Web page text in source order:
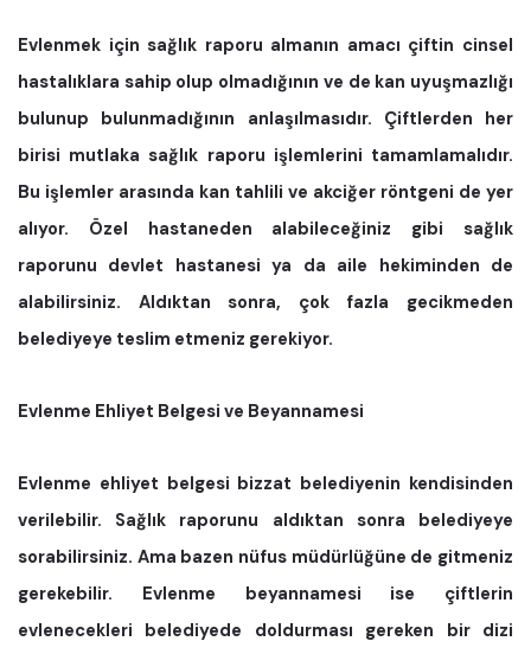
Evlenmek için sağlık raporu almanın amacı çiftin cinsel
hastalıklara sahip olup olmadığının ve de kan uyuşmazlığı
bulunup bulunmadığının anlaşılmasıdır. Çiftlerden her
birisi mutlaka sağlık raporu işlemlerini tamamlamalıdır.
Bu işlemler arasında kan tahlili ve akciğer röntgeni de yer
alıyor. Özel hastaneden alabileceğiniz gibi sağlık
raporunu devlet hastanesi ya da aile hekiminden de
alabilirsiniz. Aldıktan sonra, çok fazla gecikmeden
belediyeye teslim etmeniz gerekiyor.
Evlenme Ehliyet Belgesi ve Beyannamesi
Evlenme ehliyet belgesi bizzat belediyenin kendisinden
verilebilir. Sağlık raporunu aldıktan sonra belediyeye
sorabilirsiniz. Ama bazen nüfus müdürlüğüne de gitmeniz
gerekebilir. Evlenme beyannamesi ise çiftlerin
evlenecekleri belediyede doldurması gereken bir dizi